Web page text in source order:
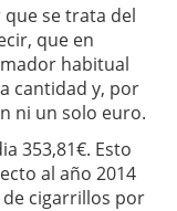
que se trata del
que en
habitual
cantidad y, por
ni un solo euro.
353,81€. Esto
al año 2014
de cigarrillos por